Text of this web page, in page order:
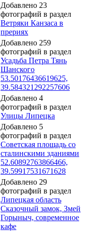
Добавлено 23
фотографий в раздел
Ветряки Канзаса в
прериях
Добавлено 259
фотографий в раздел
Усадьба Петра Тянь
Шанского
53.50176436619625,
39.584321292257606
Добавлено 4
фотографий в раздел
Улицы Липецка
Добавлено 5
фотографий в раздел
Советская площадь со
сталинскими зданиями
52.60892763866466,
39.59917531671628
Добавлено 29
фотографий в раздел
Липецкая область
Сказочный замок, Змей
Горыныч, современное
кафе